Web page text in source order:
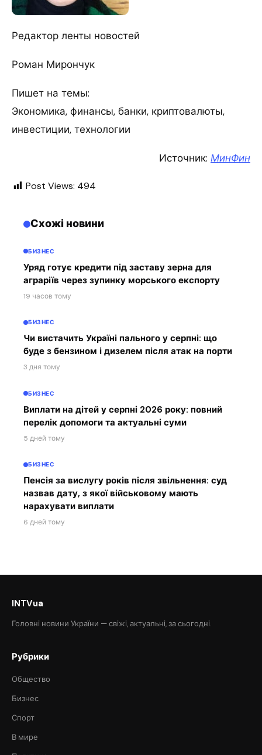
Редактор ленты новостей
Роман Мирончук
Пишет на темы:
Экономика, финансы, банки, криптовалюты,
инвестиции, технологии
Источник: МинФин
Post Views: 494
Схожі новини
БИЗНЕС
Уряд готує кредити під заставу зерна для
аграріїв через зупинку морського експорту
19 часов тому
БИЗНЕС
Чи вистачить Україні пального у серпні: що
буде з бензином і дизелем після атак на порти
3 дня тому
БИЗНЕС
Виплати на дітей у серпні 2026 року: повний
перелік допомоги та актуальні суми
5 дней тому
БИЗНЕС
Пенсія за вислугу років після звільнення: суд
назвав дату, з якої військовому мають
нарахувати виплати
6 дней тому
INTVua
Головні новини України — свіжі, актуальні, за сьогодні.
Рубрики
Общество
Бизнес
Спорт
В мире